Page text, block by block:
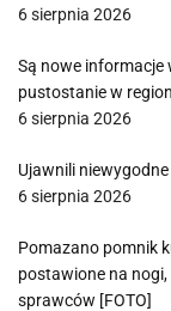
6 sierpnia 2026
Są nowe informacje
pustostanie w
6 sierpnia 2026
Ujawnili
6 sierpnia 2026
Pomazano pomnik
postawione na
sprawców [FOTO]